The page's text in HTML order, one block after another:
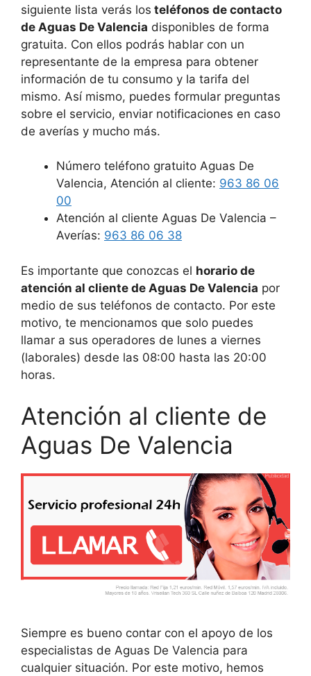
siguiente lista verás los teléfonos de contacto
de Aguas De Valencia disponibles de forma
gratuita. Con ellos podrás hablar con un
representante de la empresa para obtener
información de tu consumo y la tarifa del
mismo. Así mismo, puedes formular preguntas
sobre el servicio, enviar notificaciones en caso
de averías y mucho más.
Número teléfono gratuito Aguas De
Valencia, Atención al cliente: 963 86 06
00
Atención al cliente Aguas De Valencia –
Averías: 963 86 06 38
Es importante que conozcas el horario de
atención al cliente de Aguas De Valencia por
medio de sus teléfonos de contacto. Por este
motivo, te mencionamos que solo puedes
llamar a sus operadores de lunes a viernes
(laborales) desde las 08:00 hasta las 20:00
horas.
Atención al cliente de
Aguas De Valencia
Siempre es bueno contar con el apoyo de los
especialistas de Aguas De Valencia para
cualquier situación. Por este motivo, hemos